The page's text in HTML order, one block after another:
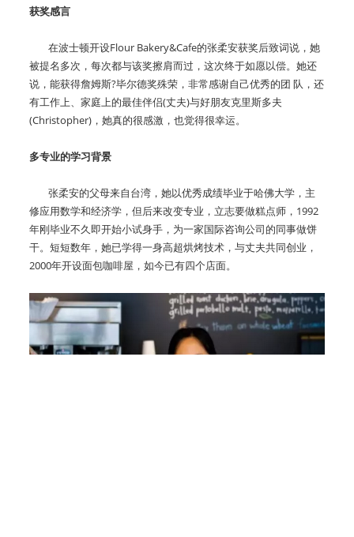
获奖感言
在波士顿开设Flour Bakery&Cafe的张柔安获奖后致词说，她
被提名多次，每次都与该奖擦肩而过，这次终于如愿以偿。她还
说，能获得詹姆斯?毕尔德奖殊荣，非常感谢自己优秀的团 队，还
有工作上、家庭上的最佳伴侣(丈夫)与好朋友克里斯多夫
(Christopher)，她真的很感激，也觉得很幸运。
多专业的学习背景
张柔安的父母来自台湾，她以优秀成绩毕业于哈佛大学，主
修应用数学和经济学，但后来改变专业，立志要做糕点师，1992
年刚毕业不久即开始小试身手，为一家国际咨询公司的同事做饼
干。短短数年，她已学得一身高超烘烤技术，与丈夫共同创业，
2000年开设面包咖啡屋，如今已有四个店面。